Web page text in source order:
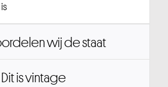
wij de staat
Dit is vintage